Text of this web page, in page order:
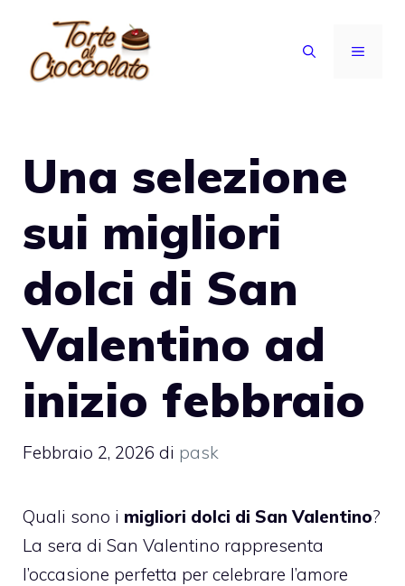
contenuto
MENU
Una selezione
sui migliori
dolci di San
Valentino ad
inizio febbraio
Febbraio 2, 2026 di pask
Quali sono i migliori dolci di San Valentino?
La sera di San Valentino rappresenta
l’occasione perfetta per celebrare l’amore